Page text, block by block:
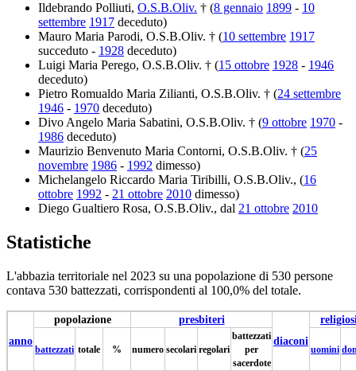
Ildebrando Polliuti, O.S.B.Oliv. † (8 gennaio 1899 - 10
settembre 1917 deceduto)
Mauro Maria Parodi, O.S.B.Oliv. † (10 settembre 1917
succeduto - 1928 deceduto)
Luigi Maria Perego, O.S.B.Oliv. † (15 ottobre 1928 - 1946
deceduto)
Pietro Romualdo Maria Zilianti, O.S.B.Oliv. † (24 settembre
1946 - 1970 deceduto)
Divo Angelo Maria Sabatini, O.S.B.Oliv. † (9 ottobre 1970 -
1986 deceduto)
Maurizio Benvenuto Maria Contorni, O.S.B.Oliv. † (25
novembre 1986 - 1992 dimesso)
Michelangelo Riccardo Maria Tiribilli, O.S.B.Oliv., (16
ottobre 1992 - 21 ottobre 2010 dimesso)
Diego Gualtiero Rosa, O.S.B.Oliv., dal 21 ottobre 2010
Statistiche
L'abbazia territoriale nel 2023 su una popolazione di 530 persone
contava 530 battezzati, corrispondenti al 100,0% del totale.
anno
popolazione
presbiteri
diaconi
battezzati totale % numero secolari regolari
battezzati
per
sacerdote
uomini